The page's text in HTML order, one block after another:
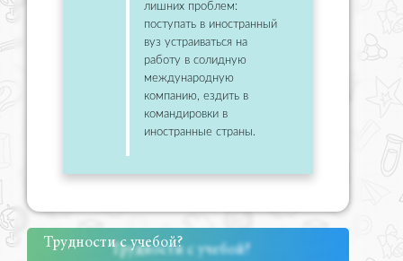
лишних проблем:
поступать в иностранный
вуз устраиваться на
работу в солидную
международную
компанию, ездить в
командировки в
иностранные страны.
Трудности с учебой?